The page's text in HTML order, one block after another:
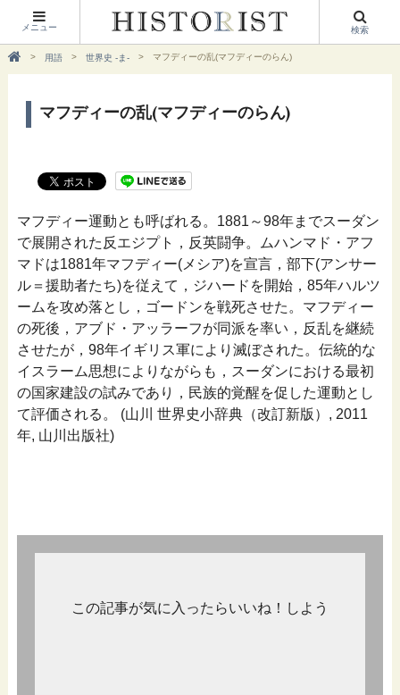
メニュー 検索
用語 世界史 -ま- マフディーの乱(マフディーのらん)
マフディーの乱(マフディーのらん)
マフディー運動とも呼ばれる。1881～98年までスーダン
で展開された反エジプト，反英闘争。ムハンマド・アフ
マドは1881年マフディー(メシア)を宣言，部下(アンサー
ル＝援助者たち)を従えて，ジハードを開始，85年ハルツ
ームを攻め落とし，ゴードンを戦死させた。マフディー
の死後，アブド・アッラーフが同派を率い，反乱を継続
させたが，98年イギリス軍により滅ぼされた。伝統的な
イスラーム思想によりながらも，スーダンにおける最初
の国家建設の試みであり，民族的覚醒を促した運動とし
て評価される。 (山川 世界史小辞典（改訂新版）, 2011
年, 山川出版社)
この記事が気に入ったらいいね！しよう